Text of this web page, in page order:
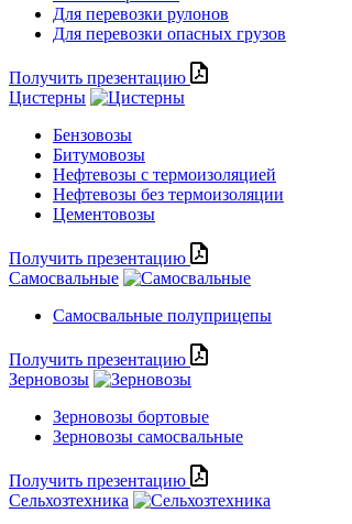
Для перевозки рулонов
Для перевозки опасных грузов
Получить презентацию
Цистерны
Бензовозы
Битумовозы
Нефтевозы с термоизоляцией
Нефтевозы без термоизоляции
Цементовозы
Получить презентацию
Самосвальные
Самосвальные полуприцепы
Получить презентацию
Зерновозы
Зерновозы бортовые
Зерновозы самосвальные
Получить презентацию
Сельхозтехника